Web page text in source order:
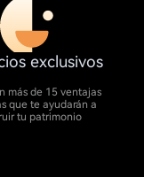
exclusivos
más de 15 ventajas
que te ayudarán a
tu patrimonio